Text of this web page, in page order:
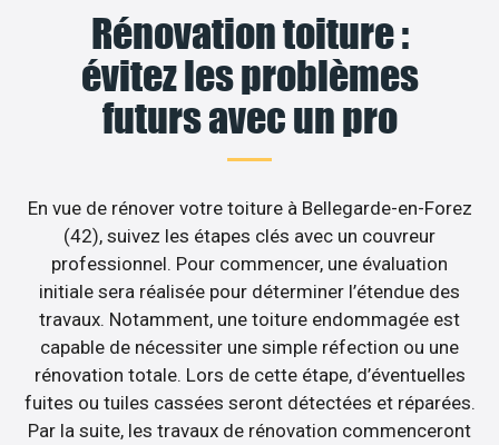
Rénovation toiture :
évitez les problèmes
futurs avec un pro
En vue de rénover votre toiture à Bellegarde-en-Forez
(42), suivez les étapes clés avec un couvreur
professionnel. Pour commencer, une évaluation
initiale sera réalisée pour déterminer l’étendue des
travaux. Notamment, une toiture endommagée est
capable de nécessiter une simple réfection ou une
rénovation totale. Lors de cette étape, d’éventuelles
fuites ou tuiles cassées seront détectées et réparées.
Par la suite, les travaux de rénovation commenceront